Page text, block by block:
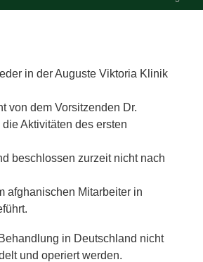
in der Auguste Viktoria Klinik
von dem Vorsitzenden Dr.
Aktivitäten des ersten
beschlossen zurzeit nicht nach
afghanischen Mitarbeiter in
in Deutschland nicht
und operiert werden.